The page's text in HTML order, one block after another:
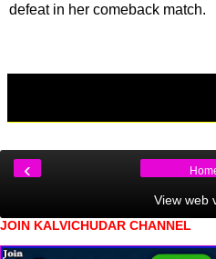
defeat in her comeback match.
‹
View web
JOIN KALVICHUDAR CHANNEL